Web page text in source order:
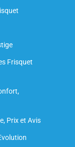
Frisquet
Prix et Avis